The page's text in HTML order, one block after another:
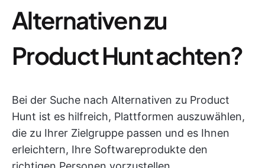
Alternativen zu
Product Hunt achten?
Bei der Suche nach Alternativen zu Product
Hunt ist es hilfreich, Plattformen auszuwählen,
die zu Ihrer Zielgruppe passen und es Ihnen
erleichtern, Ihre Softwareprodukte den